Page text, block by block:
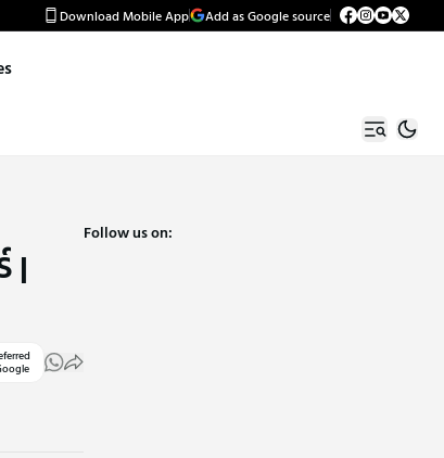
Download Mobile App Add as Google source
|
Follow us on: